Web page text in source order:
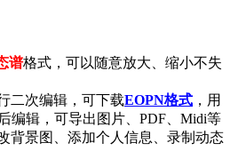
谱格式，可以随意放大、缩小不失
二次编辑，可下载EOPN格式 ，用
编辑，可导出 图片 PDF Midi等
背景图、添加个人信息、录制 动态